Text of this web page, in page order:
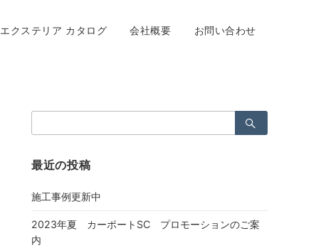
エクステリア カタログ 会社概要 お問い合わせ
索：
最近の投稿
施工事例更新中
2023年夏 カーポートSC プロモーションのご案
内